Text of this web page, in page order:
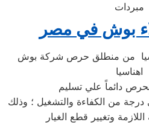
مبردات
بوش في مصر
من منطلق حرص شركة بوش
اهناسيا
دائماً علي تسليم
من الكفاءة والتشغيل ؛ وذلك
وتغيير قطع الغيار